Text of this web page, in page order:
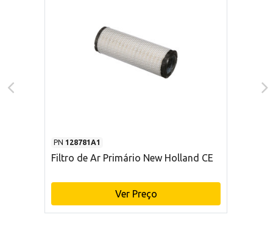
PN 128781A1
Filtro de Ar Primário New Holland CE
Ver Preço